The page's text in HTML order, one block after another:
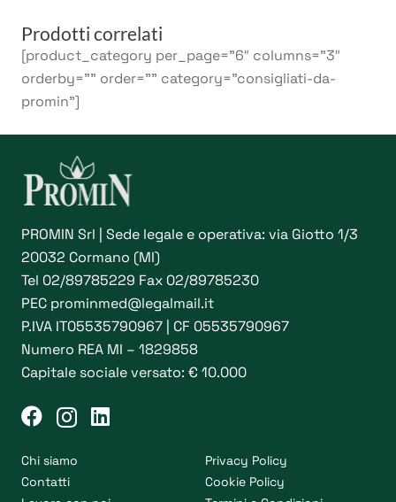
Prodotti correlati
[product_category per_page=”6″ columns=”3″
orderby=”” order=”” category=”consigliati-da-
promin”]
PROMIN Srl | Sede legale e operativa: via Giotto 1/3
20032 Cormano (MI)
Tel 02/89785229 Fax 02/89785230
PEC prominmed@legalmail.it
P.IVA IT05535790967 | CF 05535790967
Numero REA MI – 1829858
Capitale sociale versato: € 10.000
Chi siamo
Contatti
Privacy Policy
Cookie Policy